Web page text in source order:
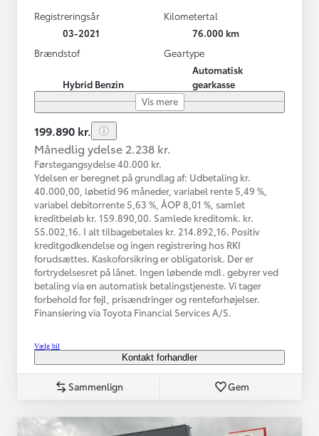
Registreringsår
03-2021
Kilometertal
76.000 km
Brændstof
Hybrid Benzin
Geartype
Automatisk
gearkasse
Vis mere
199.890 kr.
Månedlig ydelse 2.238 kr.
Førstegangsydelse 40.000 kr.
Ydelsen er beregnet på grundlag af: Udbetaling kr.
40.000,00, løbetid 96 måneder, variabel rente 5,49 %,
variabel debitorrente 5,63 %, ÅOP 8,01 %, samlet
kreditbeløb kr. 159.890,00. Samlede kreditomk. kr.
55.002,16. I alt tilbagebetales kr. 214.892,16. Positiv
kreditgodkendelse og ingen registrering hos RKI
forudsættes. Kaskoforsikring er obligatorisk. Der er
fortrydelsesret på lånet. Ingen løbende mdl. gebyrer ved
betaling via en automatisk betalingstjeneste. Vi tager
forbehold for fejl, prisændringer og renteforhøjelser.
Finansiering via Toyota Financial Services A/S.
Vælg bil
Kontakt forhandler
Sammenlign Gem